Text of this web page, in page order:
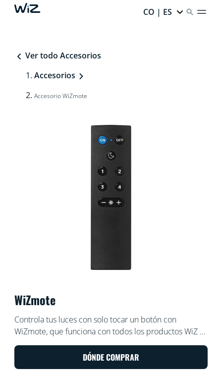
CO | ES
Ver todo Accesorios
Accesorios
Accesorio WiZmote
WiZmote
Controla tus luces con solo tocar un botón con
WiZmote, que funciona con todos los productos WiZ y
tiene un alcance de 15 metros. Enciende o apaga las
luces, ilumina o atenúa la habitación, configura una luz
nocturna o configura hasta cuatro de tus modos de luz
DÓNDE COMPRAR